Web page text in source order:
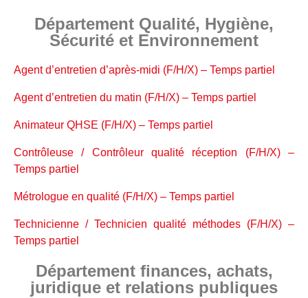
Département Qualité, Hygiène,
Sécurité et Environnement
Agent d’entretien d’après-midi (F/H/X) – Temps partiel
Agent d’entretien du matin (F/H/X) – Temps partiel
Animateur QHSE (F/H/X) – Temps partiel
Contrôleuse / Contrôleur qualité réception (F/H/X) –
Temps partiel
Métrologue en qualité (F/H/X) – Temps partiel
Technicienne / Technicien qualité méthodes (F/H/X) –
Temps partiel
Département finances, achats,
juridique et relations publiques